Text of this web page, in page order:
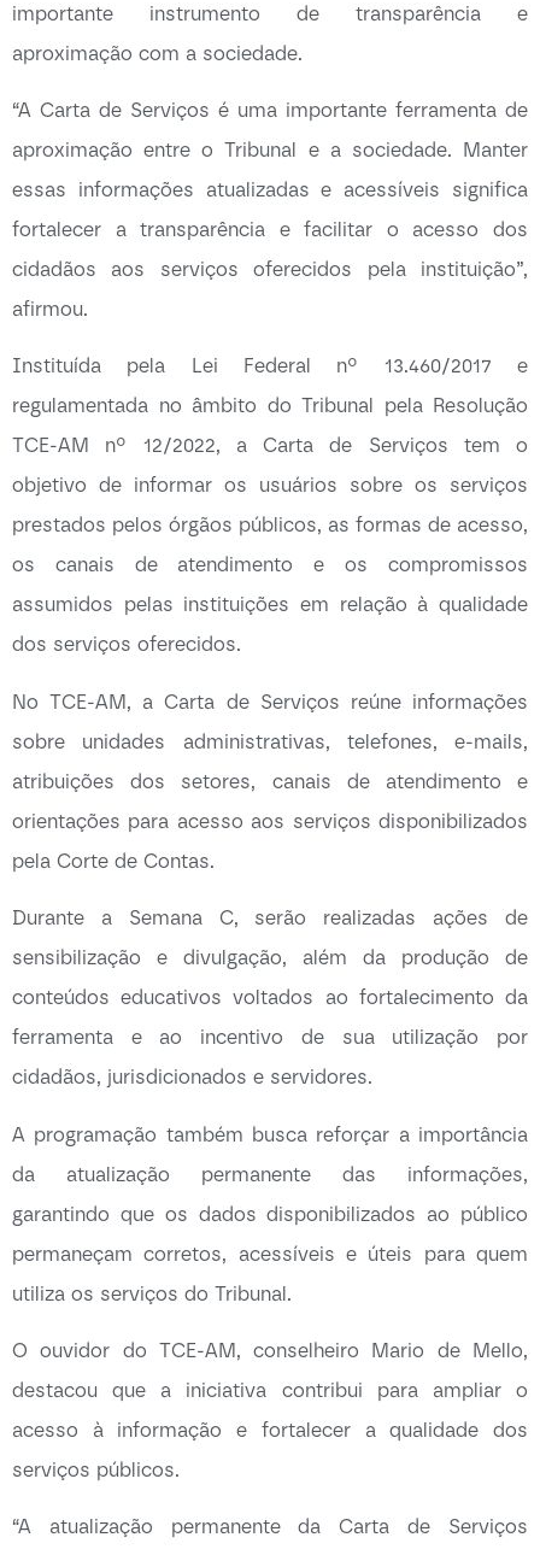
importante instrumento de transparência e
aproximação com a sociedade.
“A Carta de Serviços é uma importante ferramenta de
aproximação entre o Tribunal e a sociedade. Manter
essas informações atualizadas e acessíveis significa
fortalecer a transparência e facilitar o acesso dos
cidadãos aos serviços oferecidos pela instituição”,
afirmou.
Instituída pela Lei Federal nº 13.460/2017 e
regulamentada no âmbito do Tribunal pela Resolução
TCE-AM nº 12/2022, a Carta de Serviços tem o
objetivo de informar os usuários sobre os serviços
prestados pelos órgãos públicos, as formas de acesso,
os canais de atendimento e os compromissos
assumidos pelas instituições em relação à qualidade
dos serviços oferecidos.
No TCE-AM, a Carta de Serviços reúne informações
sobre unidades administrativas, telefones, e-mails,
atribuições dos setores, canais de atendimento e
orientações para acesso aos serviços disponibilizados
pela Corte de Contas.
Durante a Semana C, serão realizadas ações de
sensibilização e divulgação, além da produção de
conteúdos educativos voltados ao fortalecimento da
ferramenta e ao incentivo de sua utilização por
cidadãos, jurisdicionados e servidores.
A programação também busca reforçar a importância
da atualização permanente das informações,
garantindo que os dados disponibilizados ao público
permaneçam corretos, acessíveis e úteis para quem
utiliza os serviços do Tribunal.
O ouvidor do TCE-AM, conselheiro Mario de Mello,
destacou que a iniciativa contribui para ampliar o
acesso à informação e fortalecer a qualidade dos
serviços públicos.
“A atualização permanente da Carta de Serviços